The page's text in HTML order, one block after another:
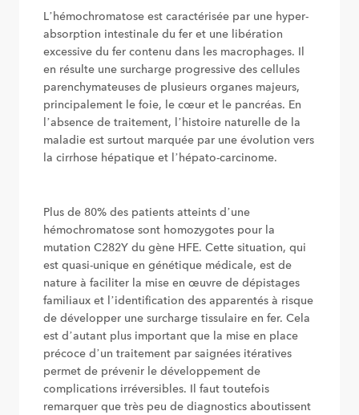
L’hémochromatose est caractérisée par une hyper-
absorption intestinale du fer et une libération
excessive du fer contenu dans les macrophages. Il
en résulte une surcharge progressive des cellules
parenchymateuses de plusieurs organes majeurs,
principalement le foie, le cœur et le pancréas. En
l’absence de traitement, l’histoire naturelle de la
maladie est surtout marquée par une évolution vers
la cirrhose hépatique et l’hépato-carcinome.
Plus de 80% des patients atteints d’une
hémochromatose sont homozygotes pour la
mutation C282Y du gène HFE. Cette situation, qui
est quasi-unique en génétique médicale, est de
nature à faciliter la mise en œuvre de dépistages
familiaux et l’identification des apparentés à risque
de développer une surcharge tissulaire en fer. Cela
est d’autant plus important que la mise en place
précoce d’un traitement par saignées itératives
permet de prévenir le développement de
complications irréversibles. Il faut toutefois
remarquer que très peu de diagnostics aboutissent